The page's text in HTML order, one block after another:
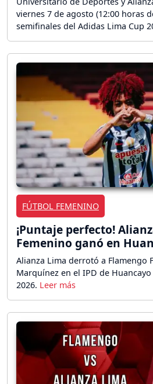
viernes 7 de agosto (12:00 horas
semifinales del Adidas Lima Cup
internacional Sub 16 que se
la transmisión en directo del
FÚTBOL FEMENINO
¡Puntaje perfecto!
Femenino ganó en
Alianza Lima derrotó a Flamengo
Marquínez en el IPD de
2026.